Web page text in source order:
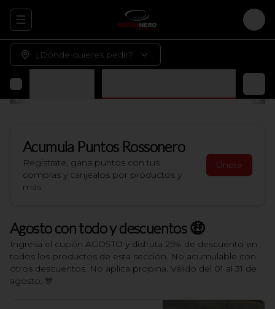
Abrir menu de navegación
¿Dónde quieres pedir?
en casa)
Acumula Puntos Rossonero
Regístrate, gana puntos con tus
compras y canjealos por productos y
más
Únete
Agosto con todo y descuentos 🤑
Ingresa el cupón AGOSTO y disfruta 25% de descuento en
todos los productos de esta sección. No acumulable con
otros descuentos. No aplica propina. Válido del 01 al 31 de
agosto. 🎊